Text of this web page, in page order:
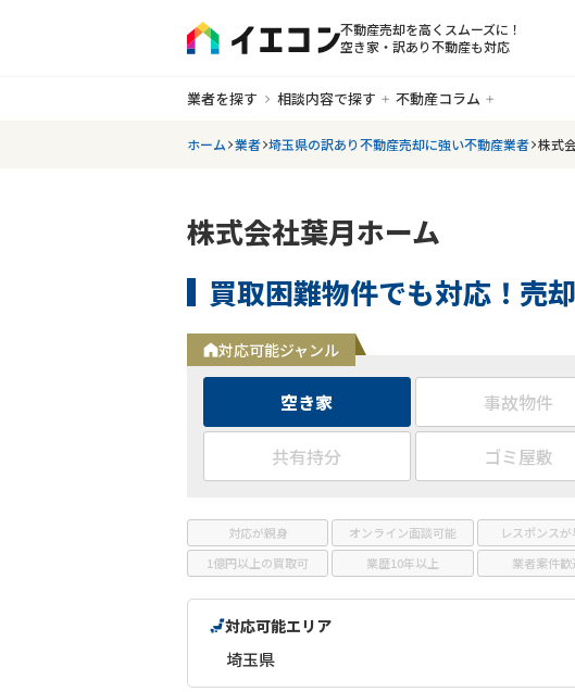
不動産売却を高くスムーズに！
空き家・訳あり不動産も対応
業者を探す 相談内容で探す 不動産コラム
ホーム 業者 埼玉県の訳あり不動産売却に強い不動産業者 株式
株式会社葉月ホーム
買取困難物件でも対応！売
対応可能ジャンル
空き家 事故物件
共有持分 ゴミ屋敷
対応が親身 オンライン面談可能 レスポンスが
1億円以上の買取可
業歴10年以上 業者案件歓
対応可能エリア
埼玉県